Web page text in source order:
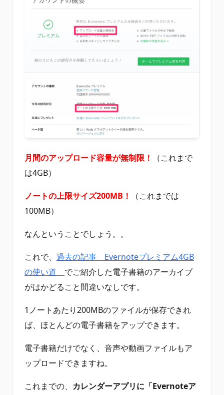
月間のアップロード容量が無制限！
（これまで
は4GB）
ノートの上限サイズ200MB！
（これまでは
100MB）
なんということでしょう。。
これで、 過去の記事 Evernoteプレミアム4GB
の使い道 でご紹介した電子書籍のアーカイブ
がはかどること間違いなしです。
1ノートあたり200MBのファイルが保存できれ
ば、ほとんどの電子書籍をアップできます。
電子書籍だけでなく、音声や動画ファイルもア
ップロードできますね。
これまでの、 カレンダーアプリに「Evernoteア